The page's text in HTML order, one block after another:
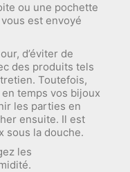
ou une pochette
est envoyé
d’éviter de
des produits tels
Toutefois,
temps vos bijoux
les parties en
ensuite. Il est
sous la douche.
les